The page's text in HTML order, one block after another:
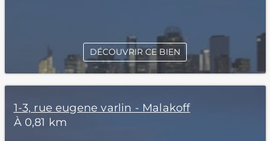
DÉCOUVRIR CE BIEN
1-3, rue eugene varlin - Malakoff
À 0,81 km